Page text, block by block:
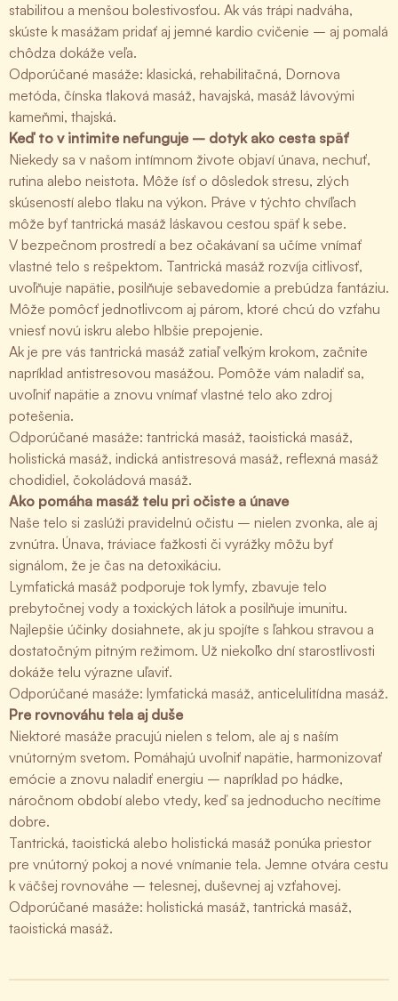
stabilitou a menšou bolestivosťou. Ak vás trápi nadváha,
skúste k masážam pridať aj jemné kardio cvičenie – aj pomalá
chôdza dokáže veľa.
Odporúčané masáže: klasická, rehabilitačná, Dornova
metóda, čínska tlaková masáž, havajská, masáž lávovými
kameňmi, thajská.
Keď to v intimite nefunguje – dotyk ako cesta späť
Niekedy sa v našom intímnom živote objaví únava, nechuť,
rutina alebo neistota. Môže ísť o dôsledok stresu, zlých
skúseností alebo tlaku na výkon. Práve v týchto chvíľach
môže byť tantrická masáž láskavou cestou späť k sebe.
V bezpečnom prostredí a bez očakávaní sa učíme vnímať
vlastné telo s rešpektom. Tantrická masáž rozvíja citlivosť,
uvoľňuje napätie, posilňuje sebavedomie a prebúdza fantáziu.
Môže pomôcť jednotlivcom aj párom, ktoré chcú do vzťahu
vniesť novú iskru alebo hlbšie prepojenie.
Ak je pre vás tantrická masáž zatiaľ veľkým krokom, začnite
napríklad antistresovou masážou. Pomôže vám naladiť sa,
uvoľniť napätie a znovu vnímať vlastné telo ako zdroj
potešenia.
Odporúčané masáže: tantrická masáž, taoistická masáž,
holistická masáž, indická antistresová masáž, reflexná masáž
chodidiel, čokoládová masáž.
Ako pomáha masáž telu pri očiste a únave
Naše telo si zaslúži pravidelnú očistu – nielen zvonka, ale aj
zvnútra. Únava, tráviace ťažkosti či vyrážky môžu byť
signálom, že je čas na detoxikáciu.
Lymfatická masáž podporuje tok lymfy, zbavuje telo
prebytočnej vody a toxických látok a posilňuje imunitu.
Najlepšie účinky dosiahnete, ak ju spojíte s ľahkou stravou a
dostatočným pitným režimom. Už niekoľko dní starostlivosti
dokáže telu výrazne uľaviť.
Odporúčané masáže: lymfatická masáž, anticelulitídna masáž.
Pre rovnováhu tela aj duše
Niektoré masáže pracujú nielen s telom, ale aj s naším
vnútorným svetom. Pomáhajú uvoľniť napätie, harmonizovať
emócie a znovu naladiť energiu – napríklad po hádke,
náročnom období alebo vtedy, keď sa jednoducho necítime
dobre.
Tantrická, taoistická alebo holistická masáž ponúka priestor
pre vnútorný pokoj a nové vnímanie tela. Jemne otvára cestu
k väčšej rovnováhe – telesnej, duševnej aj vzťahovej.
Odporúčané masáže: holistická masáž, tantrická masáž,
taoistická masáž.